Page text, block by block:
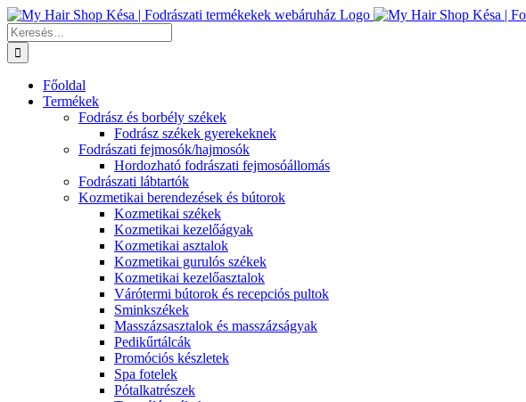
Kihagyás
Keresés...
Főoldal
Termékek
Fodrász és borbély székek
Fodrász székek gyerekeknek
Fodrászati fejmosók/hajmosók
Hordozható fodrászati fejmosóállomás
Fodrászati lábtartók
Kozmetikai berendezések és bútorok
Kozmetikai székek
Kozmetikai kezelőágyak
Kozmetikai asztalok
Kozmetikai gurulós székek
Kozmetikai kezelőasztalok
Várótermi bútorok és recepciós pultok
Sminkszékek
Masszázsasztalok és masszázságyak
Pedikűrtálcák
Promóciós készletek
Spa fotelek
Pótalkatrészek